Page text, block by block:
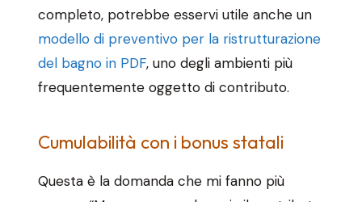
completo, potrebbe esservi utile anche un
modello di preventivo per la ristrutturazione
del bagno in PDF, uno degli ambienti più
frequentemente oggetto di contributo.
Cumulabilità con i bonus statali
Questa è la domanda che mi fanno più